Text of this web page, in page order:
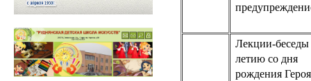
Лекции-беседы
летию со дня
рождения Героя